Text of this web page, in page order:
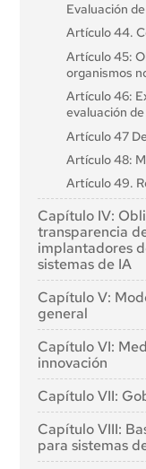
Evaluación
Artículo 44.
Artículo 45:
organismos
Artículo 46:
evaluación
Artículo 47
Artículo 48:
Artículo 49.
Capítulo IV:
transparencia
implantadores
sistemas de IA
Artículo 50:
proveedores e
sistemas de IA
Capítulo V:
general
Sección 1:
Artículo 51:
propósito
general con
Artículo 52:
Sección 2:
modelos de
Capítulo VI:
innovación
Artículo 57:
Artículo 58:
funcionamiento
de la IA
Capítulo VII:
Sección 1:
Artículo 64:
Capítulo VIII:
para sistemas